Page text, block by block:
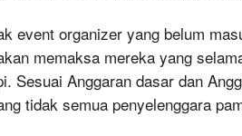
event organizer yang belum
memaksa mereka yang
Sesuai Anggaran dasar dan
tidak semua penyelenggara